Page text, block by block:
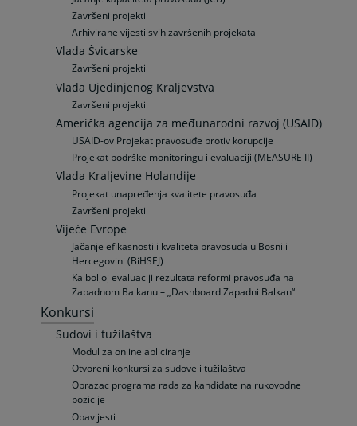
Završeni projekti
Arhivirane vijesti svih završenih projekata
Vlada Švicarske
Završeni projekti
Vlada Ujedinjenog Kraljevstva
Završeni projekti
Američka agencija za međunarodni razvoj (USAID)
USAID-ov Projekat pravosuđe protiv korupcije
Projekat podrške monitoringu i evaluaciji (MEASURE II)
Vlada Kraljevine Holandije
Projekat unapređenja kvalitete pravosuđa
Završeni projekti
Vijeće Evrope
Jačanje efikasnosti i kvaliteta pravosuđa u Bosni i
Hercegovini (BiHSEJ)
Ka boljoj evaluaciji rezultata reformi pravosuđa na
Zapadnom Balkanu – „Dashboard Zapadni Balkan“
Konkursi
Sudovi i tužilaštva
Modul za online apliciranje
Otvoreni konkursi za sudove i tužilaštva
Obrazac programa rada za kandidate na rukovodne
pozicije
Obavijesti